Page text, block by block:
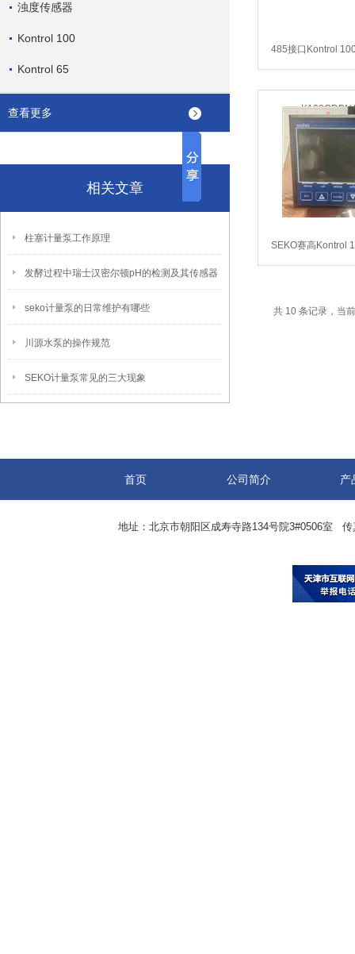
浊度传感器
Kontrol 100
Kontrol 65
查看更多
相关文章
柱塞计量泵工作原理
发酵过程中瑞士汉密尔顿pH的检测及其传感器
seko计量泵的日常维护有哪些
川源水泵的操作规范
SEKO计量泵常见的三大现象
485接口Kontrol
SEKO赛高Kontrol
共 10 条记录，当
首页 公司简介 产
地址：北京市朝阳区成寿寺路134号院3#0506室